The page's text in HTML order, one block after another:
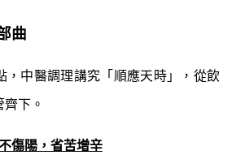
曲
，中醫調理講究「順應天時」，從飲
下。
傷陽，省苦增辛